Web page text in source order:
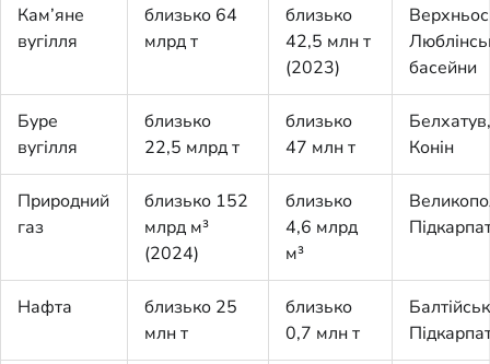
Кам’яне
вугілля
близько 64
млрд т
близько
42,5 млн т
(2023)
басейни
Буре
вугілля
близько
22,5 млрд т
близько
47 млн т
Конін
Природний
газ
близько 152
млрд м³
(2024)
близько
4,6 млрд
м³
Нафта
близько 25
млн т
близько
0,7 млн т